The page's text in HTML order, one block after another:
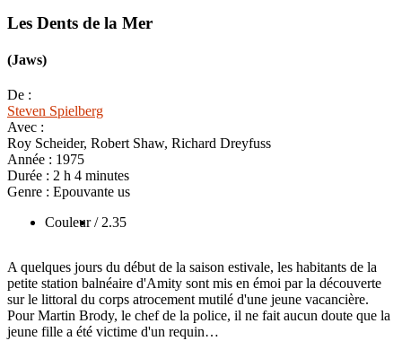
Les Dents de la Mer
(Jaws)
De :
Steven Spielberg
Avec :
Roy Scheider, Robert Shaw, Richard Dreyfuss
Année : 1975
Durée : 2 h 4 minutes
Genre : Epouvante us
Couleur / 2.35
A quelques jours du début de la saison estivale, les habitants de la
petite station balnéaire d'Amity sont mis en émoi par la découverte
sur le littoral du corps atrocement mutilé d'une jeune vacancière.
Pour Martin Brody, le chef de la police, il ne fait aucun doute que la
jeune fille a été victime d'un requin…